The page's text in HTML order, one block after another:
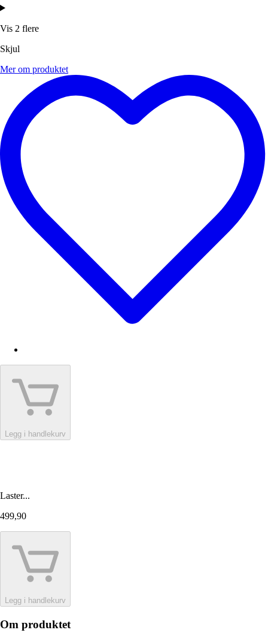
Vis 2 flere
Skjul
Mer om produktet
Legg i handlekurv
Laster...
499,90
Legg i handlekurv
Om produktet